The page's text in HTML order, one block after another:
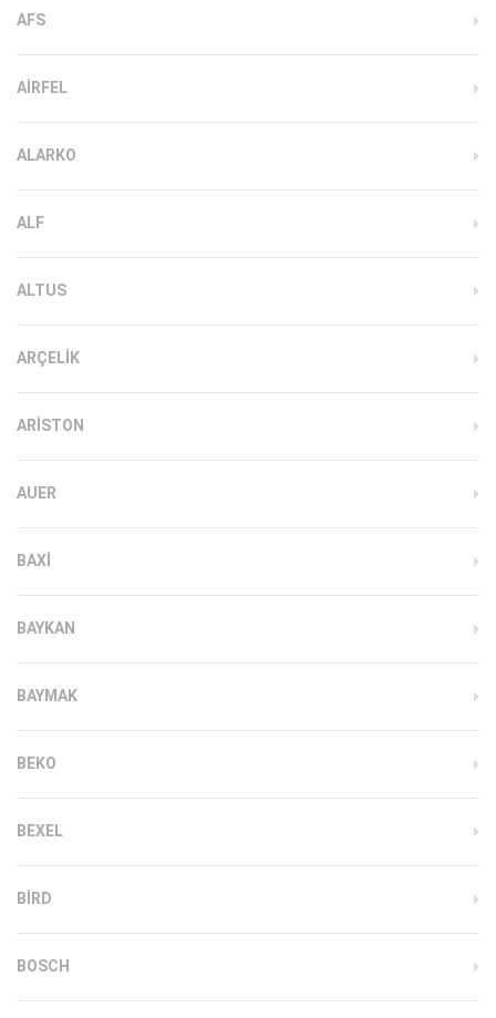
AFS
AIRFEL
ALARKO
ALF
ALTUS
ARÇELIK
ARISTON
AUER
BAXI
BAYKAN
BAYMAK
BEKO
BEXEL
BIRD
BOSCH